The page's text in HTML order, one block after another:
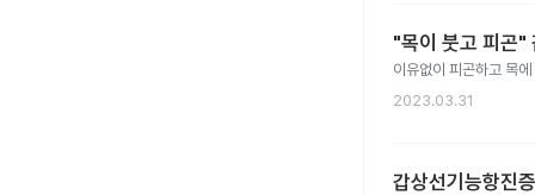
"목이 붓고 피곤"
이유없이 피곤하고 목
2023.03.31
갑상선기능항진